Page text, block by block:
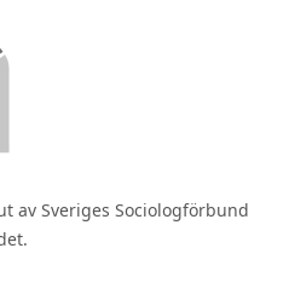
av Sveriges Sociologförbund